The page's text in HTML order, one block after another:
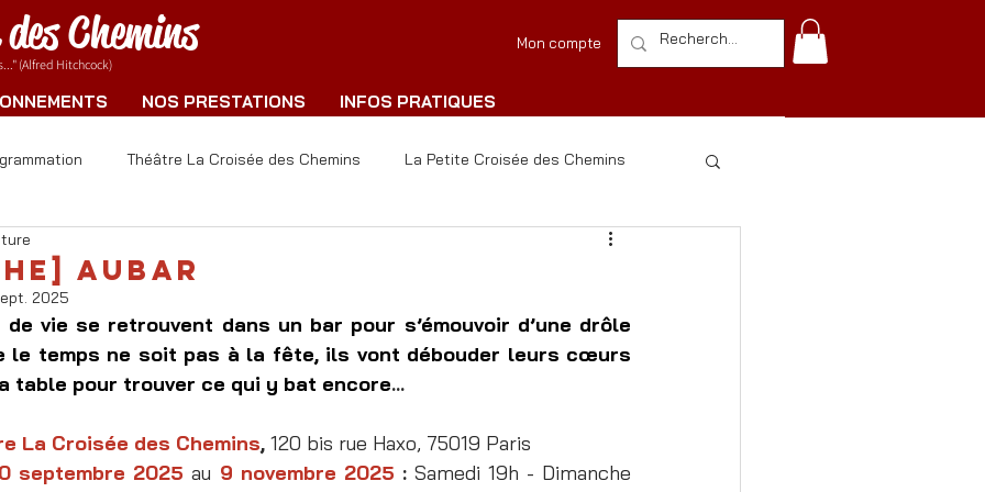
Chemins
(Alfred Hitchcock)
Mon compte
NOS PRESTATIONS INFOS PRATIQUES
Théâtre La Croisée des Chemins La Petite Croisée des Chemins
aubaR
2025
vie se retrouvent dans un bar pour s’émouvoir d’une drôle
le temps ne soit pas à la fête, ils vont débouder leurs cœurs
table pour trouver ce qui y bat encore...
La Croisée des Chemins, 120 bis rue Haxo, 75019 Paris
septembre 2025 au 9 novembre 2025 : Samedi 19h - Dimanche